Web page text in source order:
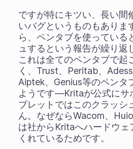
ですが特にキツい、長い間
いバグというものもありま
ら、ペンタブを使っている
ュするという報告が繰り返
これは全てのペンタブで起
く、Trust、Peritab、
Aiptek、Genius等のペンタ
ようです―Kritaが公式にサ
ブレットではこのクラッシ
ん。なぜならWacom、
は社からKritaへハードウェ
くれているためです。